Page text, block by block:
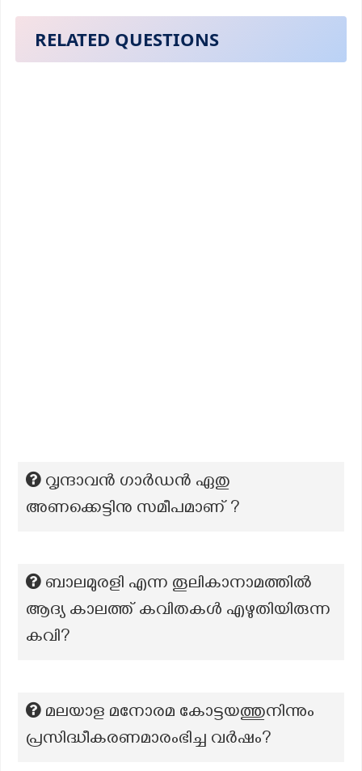
RELATED QUESTIONS
വൃന്ദാവൻ ഗാർഡൻ ഏതു
അണക്കെട്ടിനു സമീപമാണ് ?
ബാലമുരളി എന്ന തൂലികാനാമത്തിൽ
ആദ്യ കാലത്ത് കവിതകൾ എഴുതിയിരുന്ന
കവി?
മലയാള മനോരമ കോട്ടയത്തുനിന്നും
പ്രസിദ്ധീകരണമാരംഭിച്ച വർഷം?